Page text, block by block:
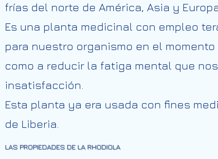
frías del norte de América, Asia y
Es una planta medicinal con empleo
para nuestro organismo en el
como a reducir la fatiga mental que
insatisfacción.
Esta planta ya era usada con fines
de Liberia.
LAS PROPIEDADES DE LA RHODIOLA